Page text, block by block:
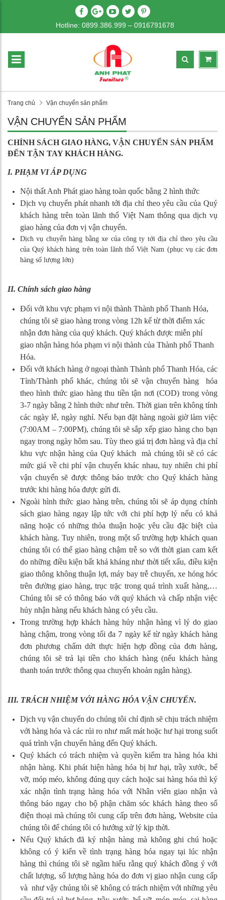
Hotline: 0899.386.999 – 0916791678
Trang chủ Vận chuyển sản phẩm
VẬN CHUYỂN SẢN PHẨM
CHÍNH SÁCH GIAO HÀNG, VẬN CHUYỂN SẢN PHẨM
ĐẾN TẬN TAY KHÁCH HÀNG.
I. PHẠM VI ÁP DỤNG
Nội thất Anh Phát giao hàng toàn quốc bằng 2 hình thức
Dịch vụ chuyển phát nhanh tới địa chỉ theo yêu cầu của Quý
khách hàng trên toàn lãnh thổ Việt Nam thông qua dịch vụ
giao hàng của đơn vị vận chuyển.
Dịch vụ chuyển hàng bằng xe của công ty tới địa chỉ theo yêu cầu
của Quý khách hàng trên toàn lãnh thổ Việt Nam (phục vụ các đơn
hàng số lượng lớn)
II. Chính sách giao hàng
Đối với khu vực phạm vi nội thành Thành phố Thanh Hóa,
chúng tôi sẽ giao hàng trong vòng 12h kể từ thời điểm xác
nhận đơn hàng của quý khách. Quý khách được miễn phí
giao nhận hàng hóa phạm vi nội thành của Thành phố Thanh
Hóa.
Đối với khách hàng ở ngoại thành Thành phố Thanh Hóa, các
Tỉnh/Thành phố khác, chúng tôi sẽ vận chuyển hàng hóa
theo hình thức giao hàng thu tiền tận nơi (COD) trong vòng
3-7 ngày bằng 2 hình thức như trên. Thời gian trên không tính
các ngày lễ, ngày nghỉ. Nếu bạn đặt hàng ngoài giờ làm việc
(7:00AM – 7:00PM), chúng tôi sẽ sắp xếp giao hàng cho bạn
ngay trong ngày hôm sau. Tùy theo giá trị đơn hàng và địa chỉ
khu vực nhận hàng của Quý khách mà chúng tôi sẽ có các
mức giá về chi phí vận chuyển khác nhau, tuy nhiên chi phí
vận chuyển sẽ được thông báo trước cho Quý khách hàng
trước khi hàng hóa được gửi đi.
Ngoài hình thức giao hàng trên, chúng tôi sẽ áp dụng chính
sách giao hàng ngay lập tức với chi phí hợp lý nếu có khả
năng hoặc có những thỏa thuận hoặc yêu cầu đặc biệt của
khách hàng. Tuy nhiên, trong một số trường hợp khách quan
chúng tôi có thể giao hàng chậm trễ so với thời gian cam kết
do những điều kiện bất khả kháng như thời tiết xấu, điều kiện
giao thông không thuận lợi, máy bay trễ chuyến, xe hỏng hóc
trên đường giao hàng, trục trặc trong quá trình xuất hàng,…
Chúng tôi sẽ có thông báo với quý khách và chấp nhận việc
hủy nhận hàng nếu khách hàng có yêu cầu.
Trong trường hợp khách hàng hủy nhận hàng vì lý do giao
hàng chậm, trong vòng tối đa 7 ngày kể từ ngày khách hàng
đơn phương chấm dứt thực hiện hợp đồng của đơn hàng,
chúng tôi sẽ trả lại tiền cho khách hàng (nếu khách hàng
thanh toán trước thông qua chuyển khoản ngân hàng).
III. TRÁCH NHIỆM VỚI HÀNG HÓA VẬN CHUYỂN.
Dịch vụ vận chuyển do chúng tôi chỉ định sẽ chịu trách nhiệm
với hàng hóa và các rủi ro như mất mát hoặc hư hại trong suốt
quá trình vận chuyển hàng đến Quý khách.
Quý khách có trách nhiệm và quyền kiểm tra hàng hóa khi
nhận hàng. Khi phát hiện hàng hóa bị hư hại, trầy xước, bể
vỡ, móp méo, không đúng quy cách hoặc sai hàng hóa thì ký
xác nhận tình trạng hàng hóa với Nhân viên giao nhận và
thông báo ngay cho bộ phận chăm sóc khách hàng theo số
điện thoại mà chúng tôi cung cấp trên đơn hàng, Website của
chúng tôi để chúng tôi có hướng xử lý kịp thời.
Nếu Quý khách đã ký nhận hàng mà không ghi chú hoặc
không có ý kiến về tình trạng hàng hóa ngay tại lúc nhận
hàng thì chúng tôi sẽ ngầm hiểu rằng quý khách đồng ý với
chất lượng, số lượng hàng hóa do đơn vị giao nhận cung cấp
và như vậy chúng tôi sẽ không có trách nhiệm với những yêu
Ghế học sinh chân chữ L
1,250,000
Ghế xoay văn phòng
1,500,000
Bàn giáo viên có hộc ngăn kéo
3,560,000
Bàn để máy tính 2 chỗ chân sắt
2,650,000